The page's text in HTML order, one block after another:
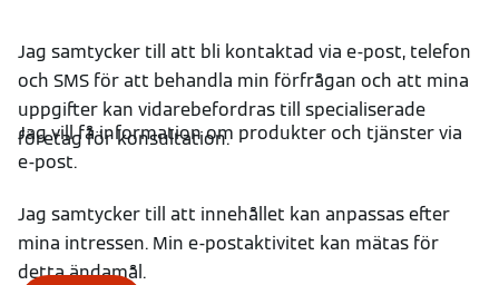
Jag samtycker till att bli kontaktad via e-post, telefon
och SMS för att behandla min förfrågan och att mina
uppgifter kan vidarebefordras till specialiserade
företag för konsultation.
Jag vill få information om produkter och tjänster via
e-post.
Jag samtycker till att innehållet kan anpassas efter
mina intressen. Min e-postaktivitet kan mätas för
detta ändamål.